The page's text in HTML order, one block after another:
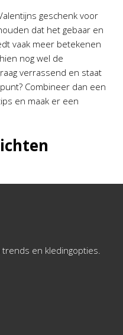
geschenk voor
dat het gebaar en
vaak meer betekenen
nog wel de
verrassend en staat
Combineer dan een
en maak er een
en kledingopties.